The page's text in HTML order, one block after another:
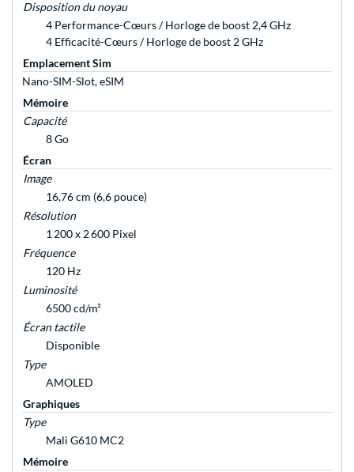
Disposition du noyau
4 Performance-Cœurs / Horloge de boost 2,4 GHz
4 Efficacité-Cœurs / Horloge de boost 2 GHz
Emplacement Sim
Nano-SIM-Slot, eSIM
Mémoire
Capacité
8 Go
Écran
Image
16,76 cm (6,6 pouce)
Résolution
1 200 x 2 600 Pixel
Fréquence
120 Hz
Luminosité
6500 cd/m²
Écran tactile
Disponible
Type
AMOLED
Graphiques
Type
Mali G610 MC2
Mémoire